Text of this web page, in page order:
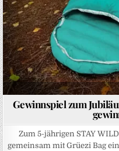
Gewinnspiel zum
Zum 5-jährigen STAY
gemeinsam mit Grüezi Bag